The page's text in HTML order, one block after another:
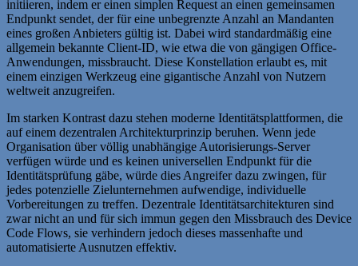
initiieren, indem er einen simplen Request an einen gemeinsamen
Endpunkt sendet, der für eine unbegrenzte Anzahl an Mandanten
eines großen Anbieters gültig ist. Dabei wird standardmäßig eine
allgemein bekannte Client-ID, wie etwa die von gängigen Office-
Anwendungen, missbraucht. Diese Konstellation erlaubt es, mit
einem einzigen Werkzeug eine gigantische Anzahl von Nutzern
weltweit anzugreifen.
Im starken Kontrast dazu stehen moderne Identitätsplattformen, die
auf einem dezentralen Architekturprinzip beruhen. Wenn jede
Organisation über völlig unabhängige Autorisierungs-Server
verfügen würde und es keinen universellen Endpunkt für die
Identitätsprüfung gäbe, würde dies Angreifer dazu zwingen, für
jedes potenzielle Zielunternehmen aufwendige, individuelle
Vorbereitungen zu treffen. Dezentrale Identitätsarchitekturen sind
zwar nicht an und für sich immun gegen den Missbrauch des Device
Code Flows, sie verhindern jedoch dieses massenhafte und
automatisierte Ausnutzen effektiv.